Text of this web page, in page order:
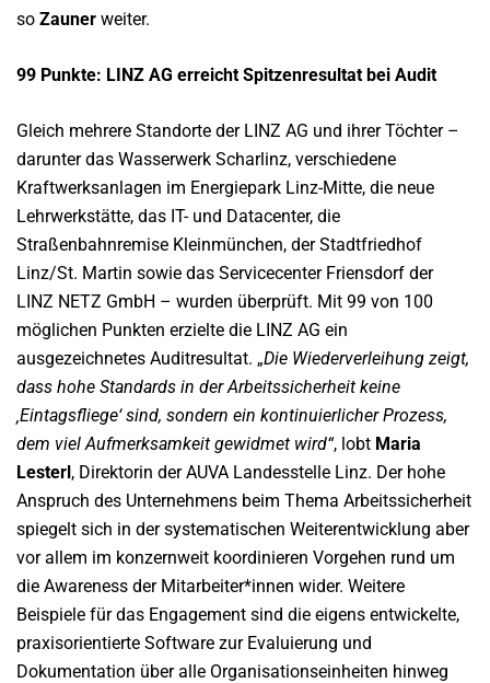
so Zauner weiter.
99 Punkte: LINZ AG erreicht Spitzenresultat bei Audit
Gleich mehrere Standorte der LINZ AG und ihrer Töchter –
darunter das Wasserwerk Scharlinz, verschiedene
Kraftwerksanlagen im Energiepark Linz-Mitte, die neue
Lehrwerkstätte, das IT- und Datacenter, die
Straßenbahnremise Kleinmünchen, der Stadtfriedhof
Linz/St. Martin sowie das Servicecenter Friensdorf der
LINZ NETZ GmbH – wurden überprüft. Mit 99 von 100
möglichen Punkten erzielte die LINZ AG ein
ausgezeichnetes Auditresultat. „Die Wiederverleihung zeigt,
dass hohe Standards in der Arbeitssicherheit keine
‚Eintagsfliege‘ sind, sondern ein kontinuierlicher Prozess,
dem viel Aufmerksamkeit gewidmet wird“, lobt Maria
Lesterl, Direktorin der AUVA Landesstelle Linz. Der hohe
Anspruch des Unternehmens beim Thema Arbeitssicherheit
spiegelt sich in der systematischen Weiterentwicklung aber
vor allem im konzernweit koordinieren Vorgehen rund um
die Awareness der Mitarbeiter*innen wider. Weitere
Beispiele für das Engagement sind die eigens entwickelte,
praxisorientierte Software zur Evaluierung und
Dokumentation über alle Organisationseinheiten hinweg